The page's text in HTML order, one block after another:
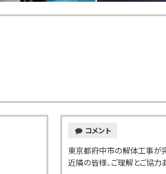
コメント
東京都府中市の解体工事が完
近隣の皆様、ご理解とご協力